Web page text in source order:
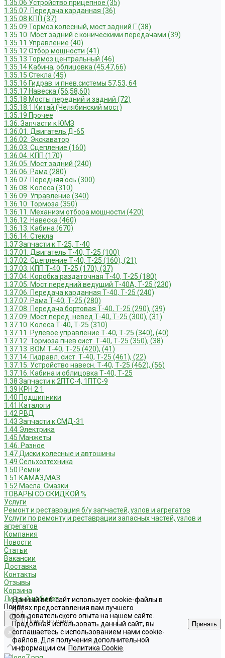
1.35.06 Устройство прицепное (35)
1.35.07. Передача карданная (36)
1.35.08 КПП (37)
1.35.09 Тормоз колесный, мост задний Г (38)
1.35.10. Мост задний с коническими передачами (39)
1.35.11 Управление (40)
1.35.12 Отбор мощности (41)
1.35.13 Тормоз центральный (46)
1.35.14 Кабина, облицовка (45,47,66)
1.35.15 Стекла (45)
1.35.16 Гидрав. и пнев.системы 57,53, 64
1.35.17 Навеска (56,58,60)
1.35.18 Мосты передний и задний (72)
1.35.18.1 Китай (Челябинский мост)
1.35.19 Прочее
1.36. Запчасти к ЮМЗ
1.36.01. Двигатель Д-65
1.36.02. Экскаватор
1.36.03. Сцепление (160)
1.36.04. КПП (170)
1.36.05. Мост задний (240)
1.36.06. Рама (280)
1.36.07. Передняя ось (300)
1.36.08. Колеса (310)
1.36.09. Управление (340)
1.36.10. Тормоза (350)
1.36.11. Механизм отбора мощности (420)
1.36.12. Навеска (460)
1.36.13. Кабина (670)
1.36.14. Стекла
1.37 Запчасти к Т-25, Т-40
1.37.01. Двигатель Т-40, Т-25 (100)
1.37.02. Сцепление Т-40, Т-25 (160), (21)
1.37.03. КПП Т-40, Т-25 (170), (37)
1.37.04. Коробка раздаточная Т-40, Т-25 (180)
1.37.05. Мост передний ведущий Т-40А, Т-25 (230)
1.37.06. Передача карданная Т-40, Т-25 (240)
1.37.07. Рама Т-40, Т-25 (280)
1.37.08. Передача бортовая Т-40, Т-25 (290), (39)
1.37.09. Мост перед. невед Т-40, Т-25 (300), (31)
1.37.10. Колеса Т-40, Т-25 (310)
1.37.11. Рулевое управление Т-40, Т-25 (340), (40)
1.37.12. Тормоза пнев.сист. Т-40, Т-25 (350), (38)
1.37.13. ВОМ Т-40, Т-25 (420), (41)
1.37.14. Гидравл. сист. Т-40, Т-25 (461), (22)
1.37.15. Устройство навесн. Т-40, Т-25 (462), (56)
1.37.16. Кабина и облицовка Т-40, Т-25
1.38 Запчасти к 2ПТС-4, 1ПТС-9
1.39 КРН 2.1
1.40 Подшипники
1.41 Каталоги
1.42 РВД
1.43 Запчасти к СМД-31
1.44 Электрика
1.45 Манжеты
1.46. Разное
1.47 Диски колесные и автошины
1.49 Сельхозтехника
1.50 Ремни
1.51 КАМАЗ,МАЗ
1.52 Масла. Смазки.
ТОВАРЫ СО СКИДКОЙ %
Услуги
Ремонт и реставрация б/у запчастей, узлов и агрегатов
Услуги по ремонту и реставрации запасных частей, узлов и
агрегатов
Компания
Новости
Статьи
Вакансии
Доставка
Контакты
Отзывы
Корзина
Личный кабинет
Поиск
Данный веб-сайт использует cookie-файлы в
целях предоставления вам лучшего
пользовательского опыта на нашем сайте.
Продолжая использовать данный сайт, вы
соглашаетесь с использованием нами cookie-
файлов. Для получения дополнительной
информации см. Политика Cookie
Принять